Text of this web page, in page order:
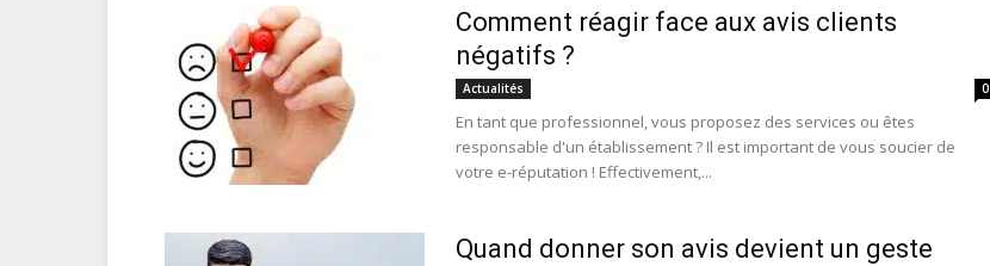
Comment réagir face aux avis clients
négatifs ?
Actualités 0
En tant que professionnel, vous proposez des services ou êtes
responsable d'un établissement ? Il est important de vous soucier de
votre e-réputation ! Effectivement,...
Quand donner son avis devient un geste